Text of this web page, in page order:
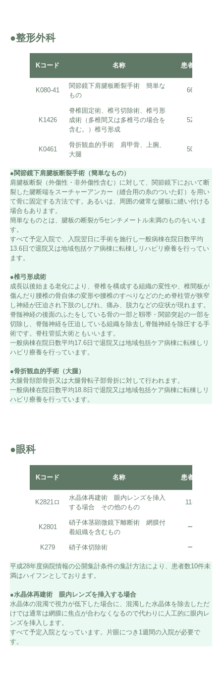
●整形外科
Kコード 名称 患者数
K080-41
関節鏡下肩腱板断裂手術 簡単な
もの
66
K1426
脊椎固定術、椎弓切除術、椎弓形
成術（多椎間又は多椎弓の場合を
含む。）椎弓形成
52
K0461
骨折観血的手術 肩甲骨、上腕、
大腿
50
●関節鏡下肩腱板断裂手術（簡単なもの）
肩腱板断裂（外傷性・非外傷性含む）に対して、関節鏡下において断
裂した腱断端をスーチャーアンカー（縫合用の糸のついた釘）を用い
て骨に固定する方法です。あるいは、周囲の健常な腱板に縫い付ける
場合もあります。
簡単なものとは、腱板の断裂が5センチメートル未満のものをいいま
す。
すべて予定入院で、入院翌日に手術を施行し一般病棟在院日数平均
13.6日で退院又は地域包括ケア病棟に転棟しリハビリ療養を行ってい
ます。
●椎弓形成術
成長以後始まる老化により、脊椎を構成する組織の変性や、椎間板が
傷んだり腰椎の骨自体の変形や腰椎のすべりなどのため脊柱管が狭窄
し神経が圧迫され下肢のしびれ、痛み、脱力などの症状が現れます。
脊髄神経の後面のふたをしている骨の一部と靱帯・関節突起の一部を
切除し、脊髄神経を圧迫している組織を除去し脊髄神経を除圧する手
術です。脊柱管拡大術ともいいます。
一般病棟在院日数平均17.6日で退院又は地域包括ケア病棟に転棟しリ
ハビリ療養を行っています。
●骨折観血的手術（大腿）
大腿骨頚部骨折又は大腿骨転子部骨折に対して行われます。
一般病棟在院日数平均18.8日で退院又は地域包括ケア病棟に転棟しリ
ハビリ療養を行っています。
●眼科
Kコード 名称 患者数
K2821ロ
水晶体再建術 眼内レンズを挿入
する場合 その他のもの
118
K2801
硝子体茎顕微鏡下離断術 網膜付
着組織を含むもの
ー
K279 硝子体切除術 ー
平成28年度病院情報の公開集計条件の集計方法により、患者数10件未
満はハイフンとしております。
●水晶体再建術 眼内レンズを挿入する場合
水晶体の混濁で視力が低下した場合に、混濁した水晶体を除去しただ
けでは通常は網膜に焦点が合わなくなるので代わりに人工的に眼内レ
ンズを挿入します。
すべて予定入院となっています。片眼につき1週間の入院が必要で
す。